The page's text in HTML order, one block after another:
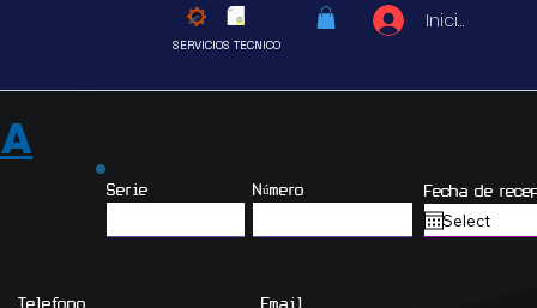
SERVICIOS TECNICO
Iniciar sesión
Serie Número Fecha de
Telefono Email